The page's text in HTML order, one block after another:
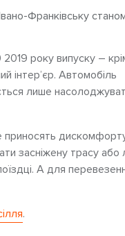
Франківську
року випуску – крім
інтер’єр. Автомобіль
лише
приносять
засніжену трасу або
А для
.